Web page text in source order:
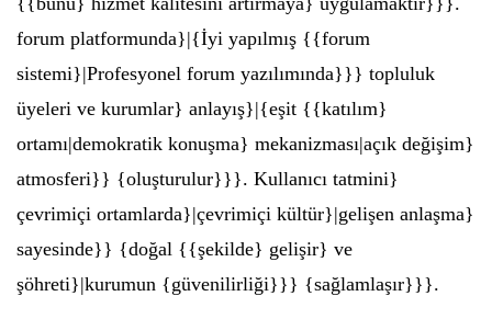
forum platformunda}|{İyi yapılmış {{forum
sistemi}|Profesyonel forum yazılımında}}} topluluk
üyeleri ve kurumlar} anlayış}|{eşit {{katılım}
ortamı|demokratik konuşma} mekanizması|açık değişim}
atmosferi}} {oluşturulur}}}. Kullanıcı tatmini}
çevrimiçi ortamlarda}|çevrimiçi kültür}|gelişen anlaşma}
sayesinde}} {doğal {{şekilde} gelişir} ve
şöhreti}|kurumun {güvenilirliği}}} {sağlamlaşır}}}.